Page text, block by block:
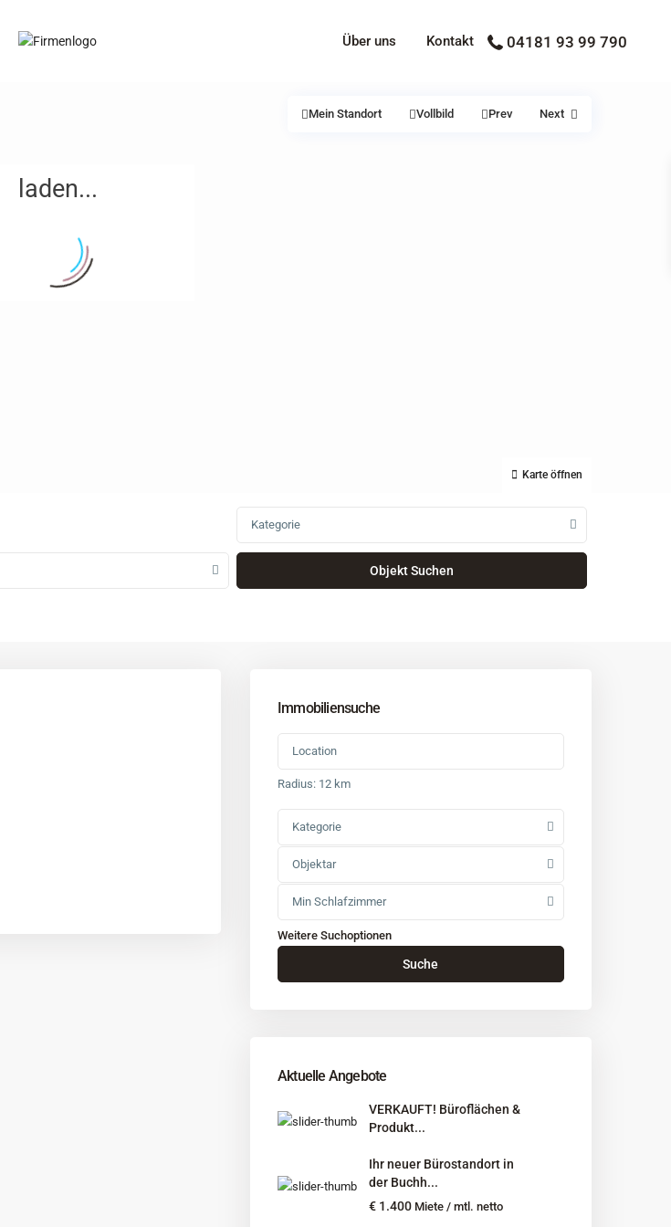
Über uns Kontakt 04181 93 99 790
laden...
Karte öffnen
Mein Standort Vollbild Prev Next
Kategorie
Immobiliensuche
Radius: 12 km
Kategorie
Objektar
Min Schlafzimmer
Weitere Suchoptionen
Suche
Aktuelle Angebote
VERKAUFT! Büroflächen &
Produkt...
Ihr neuer Bürostandort in
der Buchh...
€ 1.400 Miete / mtl. netto